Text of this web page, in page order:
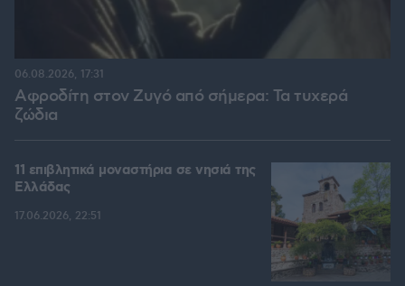
Αφροδίτη στον Ζυγό από σήμερα: Τα τυχερά
ζώδια
06.08.2026, 17:31
11 επιβλητικά μοναστήρια σε νησιά της
Ελλάδας
17.06.2026, 22:51